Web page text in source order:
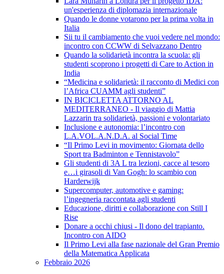
un'esperienza di diplomazia internazionale
Quando le donne votarono per la prima volta in
Italia
Sii tu il cambiamento che vuoi vedere nel mondo:
incontro con CCWW di Selvazzano Dentro
Quando la solidarietà incontra la scuola: gli
studenti scoprono i progetti di Care to Action in
India
“Medicina e solidarietà: il racconto di Medici con
l’Africa CUAMM agli studenti”
IN BICICLETTA ATTORNO AL
MEDITERRANEO - Il viaggio di Mattia
Lazzarin tra solidarietà, passioni e volontariato
Inclusione e autonomia: l’incontro con
L.A.VOL.A.N.D.A. al Social Time
“Il Primo Levi in movimento: Giornata dello
Sport tra Badminton e Tennistavolo”
Gli studenti di 3A L tra lezioni, cacce al tesoro
e…i girasoli di Van Gogh: lo scambio con
Harderwijk
Supercomputer, automotive e gaming:
l’ingegneria raccontata agli studenti
Educazione, diritti e collaborazione con Still I
Rise
Donare a occhi chiusi - Il dono del trapianto.
Incontro con AIDO
Il Primo Levi alla fase nazionale del Gran Premio
della Matematica Applicata
Febbraio 2026